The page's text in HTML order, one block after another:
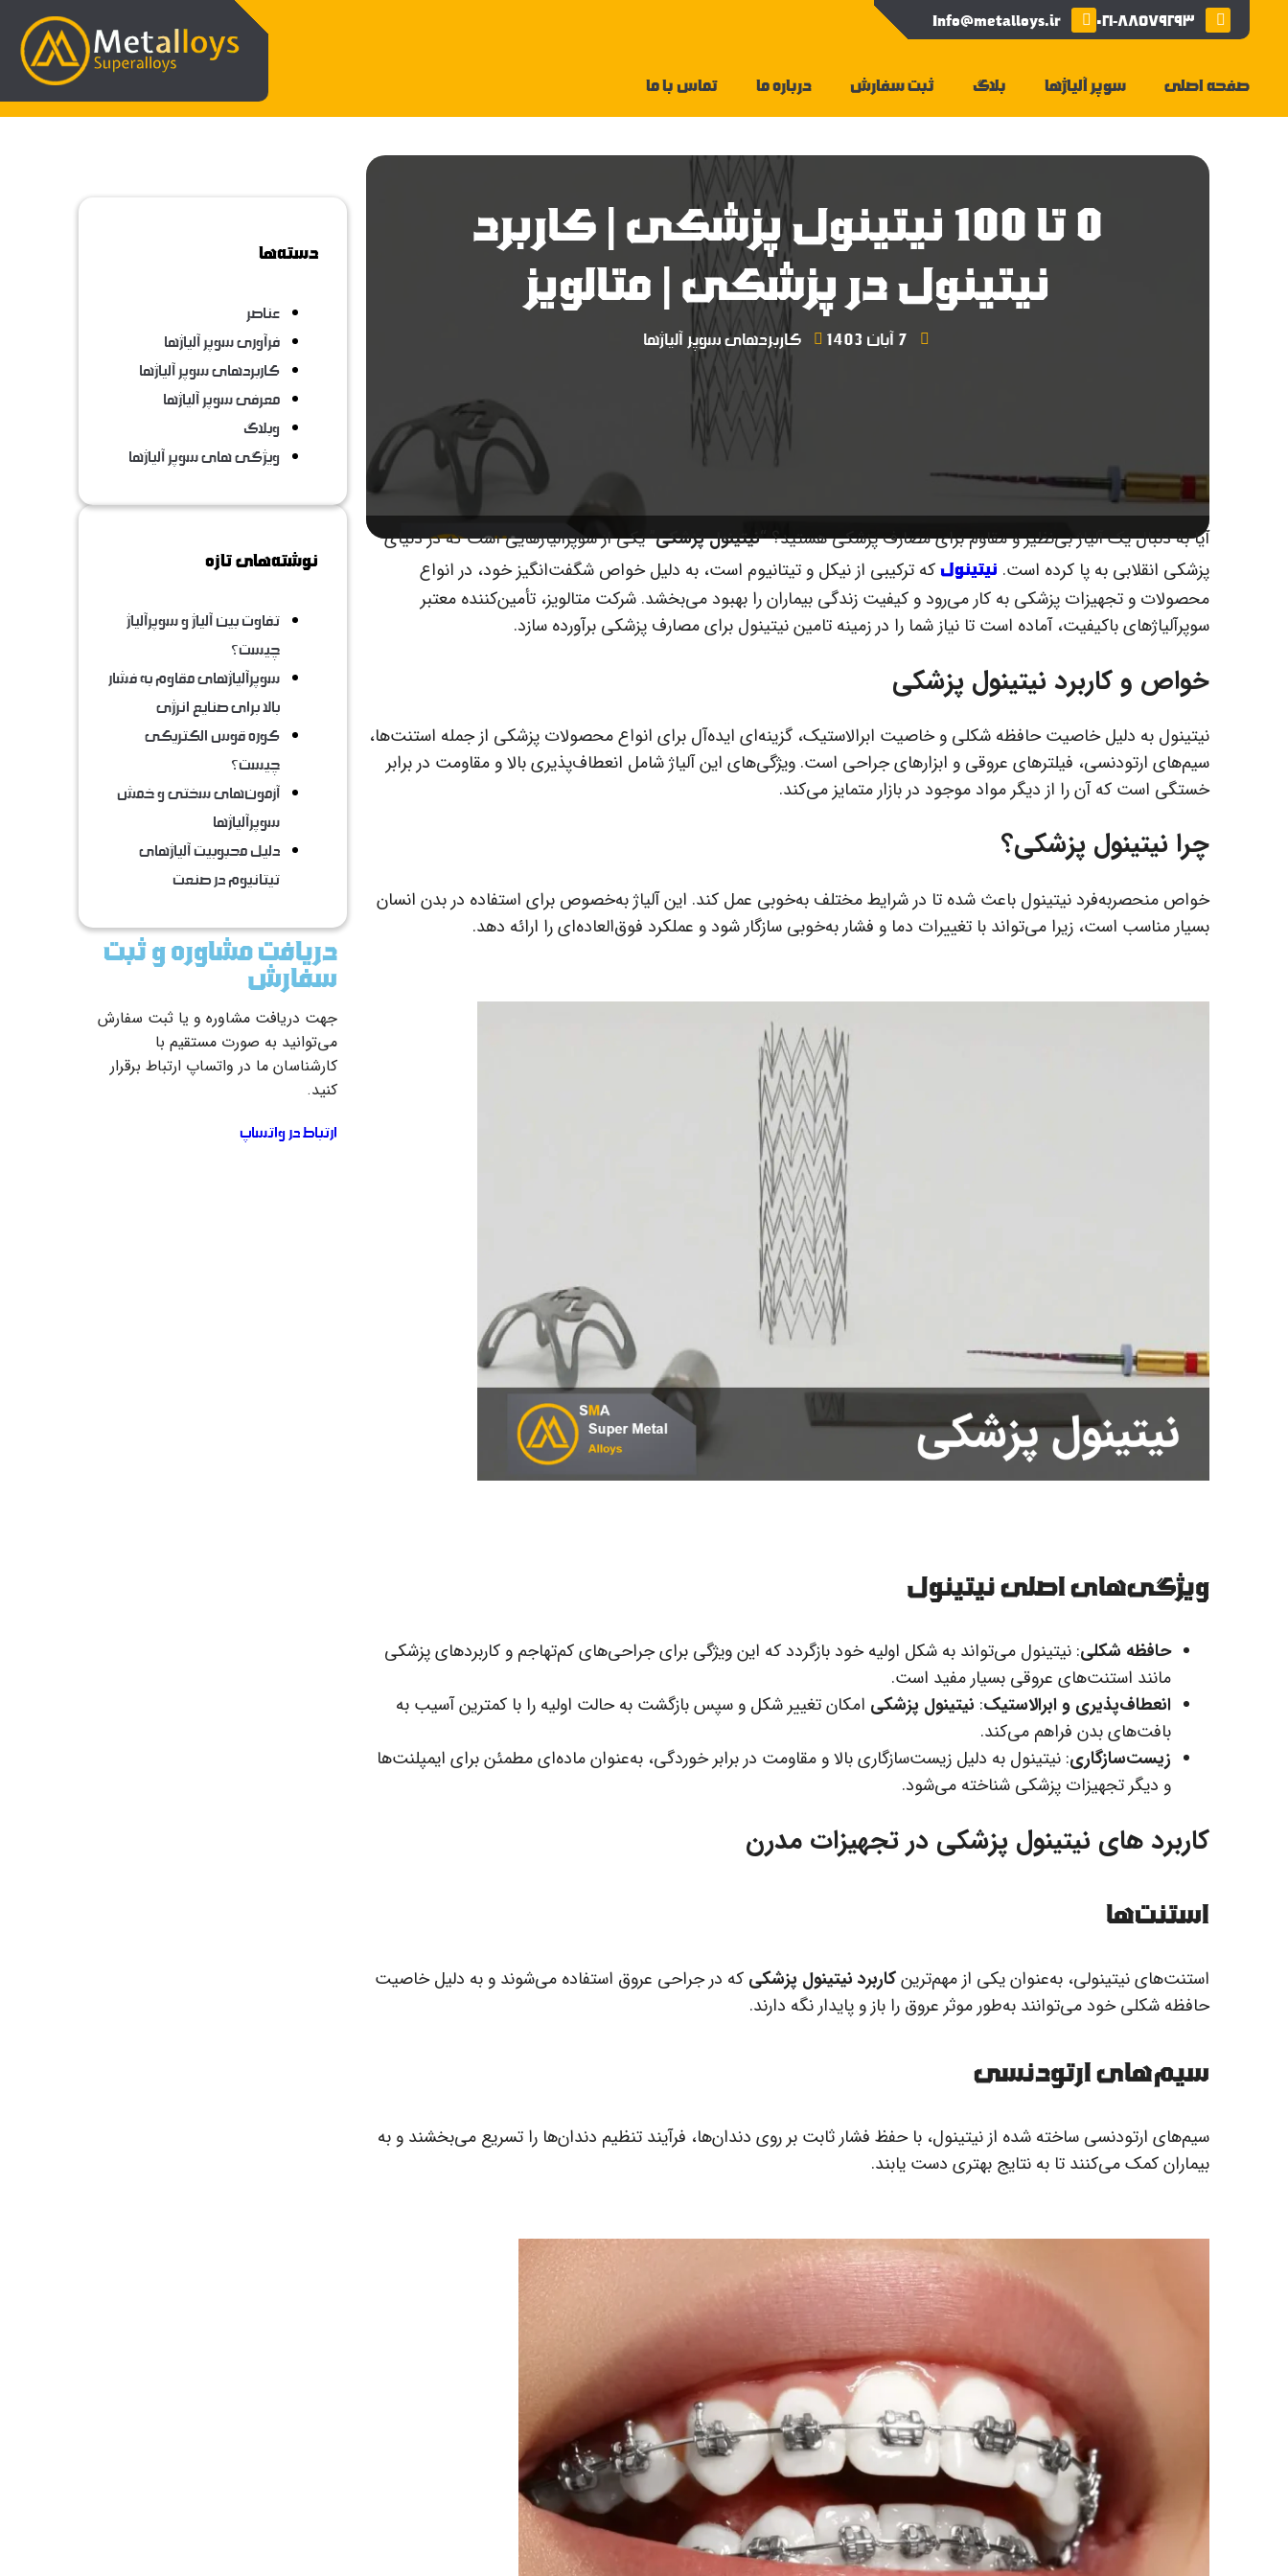
۰۲۱-۸۸۵۷۹۲۹۳ Info@metalloys.ir
صفحه اصلی سوپر آلیاژها بلاگ ثبت سفارش درباره ما تماس با ما
0 تا 100 نیتینول پزشکی | کاربرد
نیتینول در پزشکی | متالویز
7 آبان 1403 کاربردهای سوپر آلیاژها
آیا به دنبال یک آلیاژ بی‌نظیر و مقاوم برای مصارف پزشکی هستید؟ “نیتینول پزشکی” یکی از سوپرآلیاژهایی است که در دنیای
پزشکی انقلابی به پا کرده است. نیتینولکه ترکیبی از نیکل و تیتانیوم است، به دلیل خواص شگفت‌انگیز خود، در انواع
محصولات و تجهیزات پزشکی به کار می‌رود و کیفیت زندگی بیماران را بهبود می‌بخشد. شرکت متالویز، تأمین‌کننده معتبر
سوپرآلیاژهای باکیفیت، آماده است تا نیاز شما را در زمینه تامین نیتینول برای مصارف پزشکی برآورده سازد.
خواص و کاربرد نیتینول پزشکی
نیتینول به دلیل خاصیت حافظه شکلی و خاصیت ابرالاستیک، گزینه‌ای ایده‌آل برای انواع محصولات پزشکی از جمله استنت‌ها،
سیم‌های ارتودنسی، فیلترهای عروقی و ابزارهای جراحی است. ویژگی‌های این آلیاژ شامل انعطاف‌پذیری بالا و مقاومت در برابر
خستگی است که آن را از دیگر مواد موجود در بازار متمایز می‌کند.
چرا نیتینول پزشکی؟
خواص منحصربه‌فرد نیتینول باعث شده تا در شرایط مختلف به‌خوبی عمل کند. این آلیاژ به‌خصوص برای استفاده در بدن انسان
بسیار مناسب است، زیرا می‌تواند با تغییرات دما و فشار به‌خوبی سازگار شود و عملکرد فوق‌العاده‌ای را ارائه دهد.
ویژگی‌های اصلی نیتینول
حافظه شکلی: نیتینول می‌تواند به شکل اولیه خود بازگردد که این ویژگی برای جراحی‌های کم‌تهاجم و کاربردهای پزشکی
مانند استنت‌های عروقی بسیار مفید است.
انعطاف‌پذیری و ابرالاستیک: نیتینول پزشکی امکان تغییر شکل و سپس بازگشت به حالت اولیه را با کمترین آسیب به
بافت‌های بدن فراهم می‌کند.
زیست‌سازگاری: نیتینول به دلیل زیست‌سازگاری بالا و مقاومت در برابر خوردگی، به‌عنوان ماده‌ای مطمئن برای ایمپلنت‌ها
و دیگر تجهیزات پزشکی شناخته می‌شود.
کاربرد های نیتینول پزشکی در تجهیزات مدرن
استنت‌ها
استنت‌های نیتینولی، به‌عنوان یکی از مهم‌ترینکاربرد نیتینول پزشکی که در جراحی عروق استفاده می‌شوند و به دلیل خاصیت
حافظه شکلی خود می‌توانند به‌طور موثر عروق را باز و پایدار نگه دارند.
سیم‌های ارتودنسی
سیم‌های ارتودنسی ساخته شده از نیتینول، با حفظ فشار ثابت بر روی دندان‌ها، فرآیند تنظیم دندان‌ها را تسریع می‌بخشند و به
بیماران کمک می‌کنند تا به نتایج بهتری دست یابند.
دسته‌ها
عناصر
فرآوری سوپر آلیاژها
کاربردهای سوپر آلیاژها
معرفی سوپر آلیاژها
وبلاگ
ویژگی های سوپر آلیاژها
نوشته‌های تازه
تفاوت بین آلیاژ و سوپرآلیاژ
چیست؟
سوپرآلیاژهای مقاوم به فشار
بالا برای صنایع انرژی
کوره قوس الکتریکی
چیست؟
آزمون‌های سختی و خمش
سوپرآلیاژها
دلیل محبوبیت آلیاژهای
تیتانیوم در صنعت
دریافت مشاوره و ثبت
سفارش
جهت دریافت مشاوره و یا ثبت سفارش
می‌توانید به صورت مستقیم با
کارشناسان ما در واتساپ ارتباط برقرار
کنید.
ارتباط در واتساپ